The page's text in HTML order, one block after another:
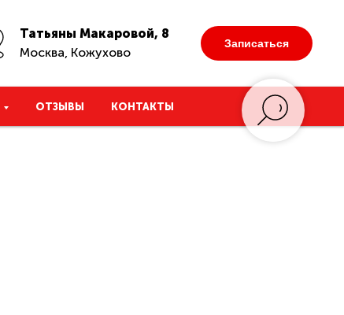
Татьяны Макаровой, 8
Москва, Кожухово
Записаться
ОТЗЫВЫ КОНТАКТЫ